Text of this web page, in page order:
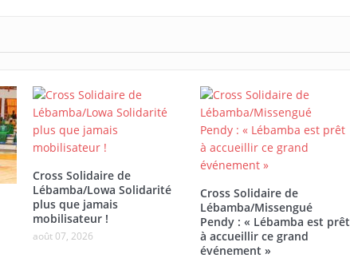
Cross Solidaire de
Lébamba/Lowa Solidarité
plus que jamais
mobilisateur !
août 07, 2026
Cross Solidaire de
Lébamba/Missengué
Pendy : « Lébamba est prêt
à accueillir ce grand
événement »